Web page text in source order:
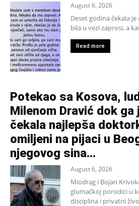
August 6, 2026
Deset godina čekala
bila u vezi zaprosi, a
Read more
Potekao sa Kosova,
Milenom Dravić dok ga
čekala najlepša
omiljeni na pijaci u
njegovog sina...
August 6, 2026
Miodrag i Bojan
glumačkoj porodici u
disciplina i privatni